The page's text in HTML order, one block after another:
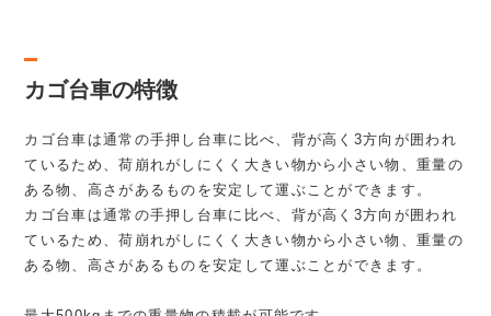
カゴ台車の特徴
カゴ台車は通常の手押し台車に比べ、背が高く3方向が囲われ
ているため、荷崩れがしにくく大きい物から小さい物、重量の
ある物、高さがあるものを安定して運ぶことができます。
カゴ台車は通常の手押し台車に比べ、背が高く3方向が囲われ
ているため、荷崩れがしにくく大きい物から小さい物、重量の
ある物、高さがあるものを安定して運ぶことができます。